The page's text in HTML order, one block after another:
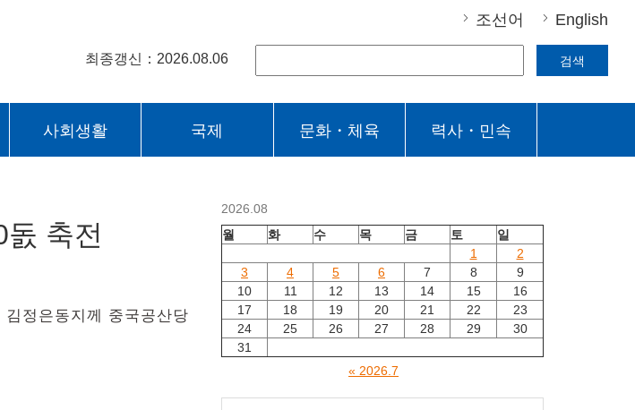
조선어 English
최종갱신：2026.08.06 검색
사회생활 국제 문화・체육 력사・민속
축전
정은동지께 중국공산당
2026.08
월
화 수 목 금 토
일
1
2
3
4 5 6 7 8
9
10
11 12 13 14 15
16
17
18 19 20 21 22
23
24
25 26 27 28 29
30
31
« 2026.7